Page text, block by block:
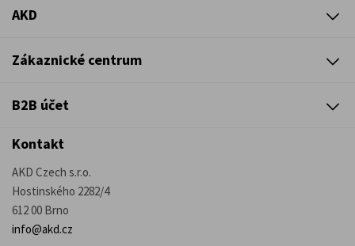
AKD
Zákaznické centrum
B2B účet
Kontakt
AKD Czech s.r.o.
Hostinského 2282/4
612 00 Brno
info@akd.cz